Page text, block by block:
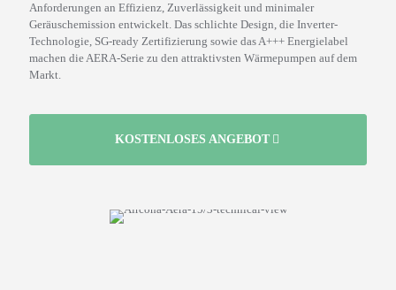
Anforderungen an Effizienz, Zuverlässigkeit und minimaler
Geräuschemission entwickelt. Das schlichte Design, die Inverter-
Technologie, SG-ready Zertifizierung sowie das A+++ Energielabel
machen die AERA-Serie zu den attraktivsten Wärmepumpen auf dem
Markt.
KOSTENLOSES ANGEBOT